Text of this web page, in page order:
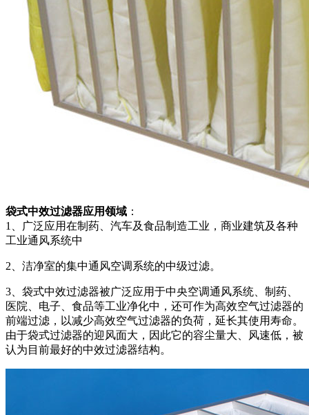
袋式中效过滤器应用领域 ：
1、广泛应用在制药、汽车及食品制造工业，商业建筑及各种
工业通风系统中
2、洁净室的集中通风空调系统的中级过滤。
3、袋式中效过滤器被广泛应用于中央空调通风系统、制药、
医院、电子、食品等工业净化中，还可作为高效空气过滤器的
前端过滤，以减少高效空气过滤器的负荷，延长其使用寿命。
由于袋式过滤器的迎风面大，因此它的容尘量大、风速低，被
认为目前最好的中效过滤器结构。